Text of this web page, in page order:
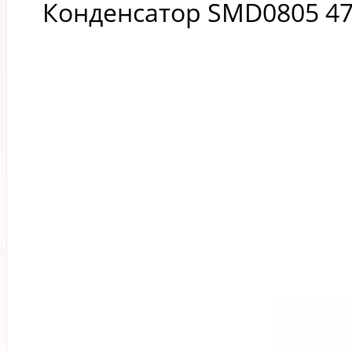
Конденсатор SMD0805